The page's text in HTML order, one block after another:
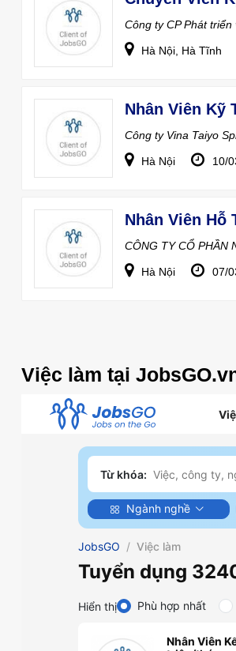
Công ty CP Phát
Hà Nội, Hà Tĩnh
Nhân Viên Kỹ
Công ty Vina Taiyo
Hà Nội 10/
Nhân Viên Hỗ
CÔNG TY CỔ PHẦN
Hà Nội 07/
Việc làm tại